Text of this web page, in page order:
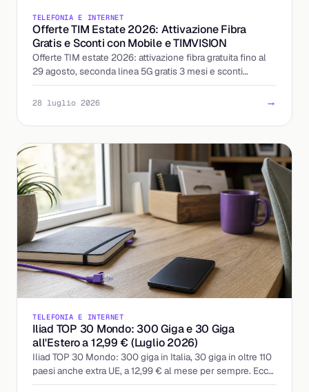
TELEFONIA E INTERNET
Offerte TIM Estate 2026: Attivazione Fibra
Gratis e Sconti con Mobile e TIMVISION
Offerte TIM estate 2026: attivazione fibra gratuita fino al
29 agosto, seconda linea 5G gratis 3 mesi e sconti
abbinando mobile e TIMVISION. I dettagli.
28 luglio 2026 →
TELEFONIA E INTERNET
Iliad TOP 30 Mondo: 300 Giga e 30 Giga
all'Estero a 12,99 € (Luglio 2026)
Iliad TOP 30 Mondo: 300 giga in Italia, 30 giga in oltre 110
paesi anche extra UE, a 12,99 € al mese per sempre. Ecco
cosa include e a chi conviene.